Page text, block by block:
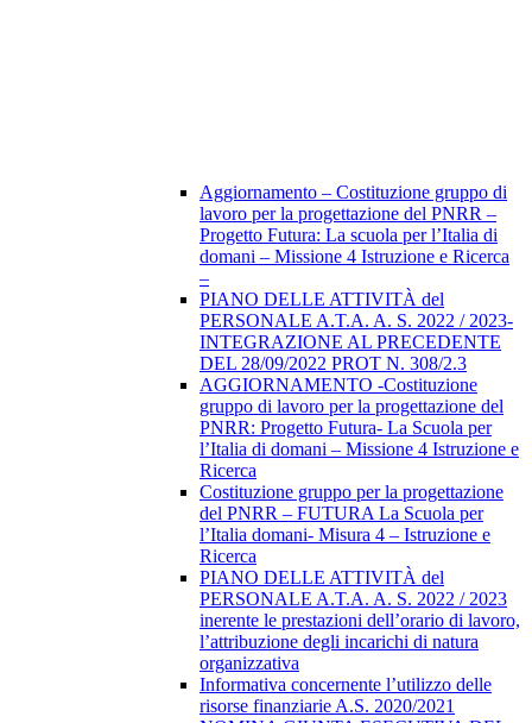
Aggiornamento – Costituzione gruppo di
lavoro per la progettazione del PNRR –
Progetto Futura: La scuola per l’Italia di
domani – Missione 4 Istruzione e Ricerca
–
PIANO DELLE ATTIVITÀ del
PERSONALE A.T.A. A. S. 2022 / 2023-
INTEGRAZIONE AL PRECEDENTE
DEL 28/09/2022 PROT N. 308/2.3
AGGIORNAMENTO -Costituzione
gruppo di lavoro per la progettazione del
PNRR: Progetto Futura- La Scuola per
l’Italia di domani – Missione 4 Istruzione e
Ricerca
Costituzione gruppo per la progettazione
del PNRR – FUTURA La Scuola per
l’Italia domani- Misura 4 – Istruzione e
Ricerca
PIANO DELLE ATTIVITÀ del
PERSONALE A.T.A. A. S. 2022 / 2023
inerente le prestazioni dell’orario di lavoro,
l’attribuzione degli incarichi di natura
organizzativa
Informativa concernente l’utilizzo delle
risorse finanziarie A.S. 2020/2021